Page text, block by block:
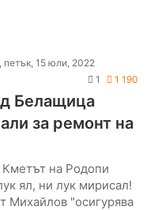
петък, 15 юли, 2022
1
1 190
Белащица
за ремонт на
на Родопи
ял, ни лук мирисал!
Михайлов "осигурява